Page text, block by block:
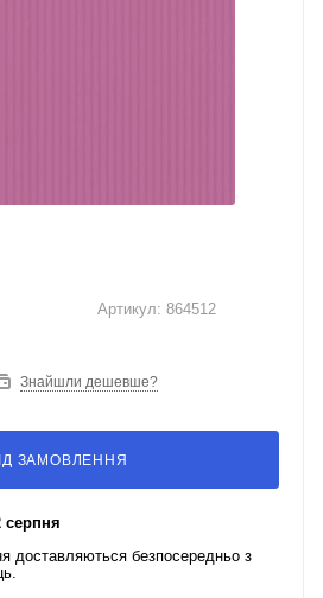
Артикул: 864512
Знайшли дешевше?
ЗАМОВЛЕННЯ
серпня
доставляються безпосередньо з